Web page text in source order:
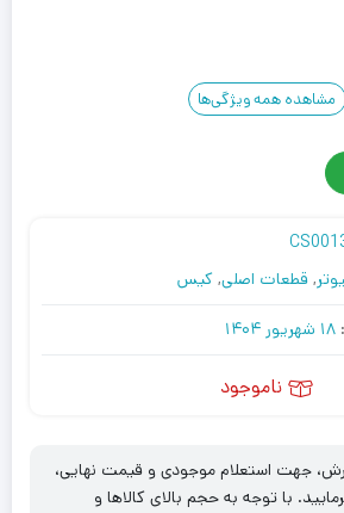
مشاهده همه ویژگی‌ها
, قطعات اصلی, کیس
18 شهریور 1404
ناموجود
جهت استعلام موجودی و قیمت نهایی،
با توجه به حجم بالای کالاها و